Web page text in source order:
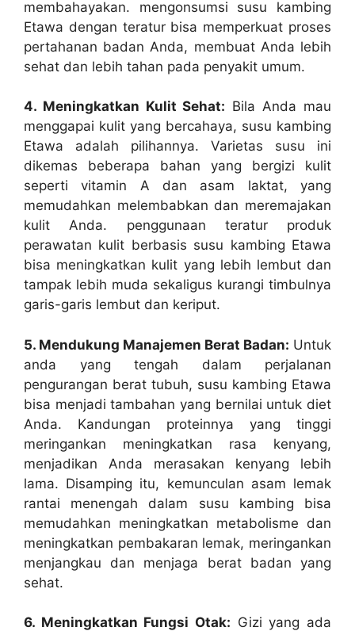
membahayakan. mengonsumsi susu kambing
Etawa dengan teratur bisa memperkuat proses
pertahanan badan Anda, membuat Anda lebih
sehat dan lebih tahan pada penyakit umum.
4. Meningkatkan Kulit Sehat: Bila Anda mau
menggapai kulit yang bercahaya, susu kambing
Etawa adalah pilihannya. Varietas susu ini
dikemas beberapa bahan yang bergizi kulit
seperti vitamin A dan asam laktat, yang
memudahkan melembabkan dan meremajakan
kulit Anda. penggunaan teratur produk
perawatan kulit berbasis susu kambing Etawa
bisa meningkatkan kulit yang lebih lembut dan
tampak lebih muda sekaligus kurangi timbulnya
garis-garis lembut dan keriput.
5. Mendukung Manajemen Berat Badan: Untuk
anda yang tengah dalam perjalanan
pengurangan berat tubuh, susu kambing Etawa
bisa menjadi tambahan yang bernilai untuk diet
Anda. Kandungan proteinnya yang tinggi
meringankan meningkatkan rasa kenyang,
menjadikan Anda merasakan kenyang lebih
lama. Disamping itu, kemunculan asam lemak
rantai menengah dalam susu kambing bisa
memudahkan meningkatkan metabolisme dan
meningkatkan pembakaran lemak, meringankan
menjangkau dan menjaga berat badan yang
sehat.
6. Meningkatkan Fungsi Otak: Gizi yang ada